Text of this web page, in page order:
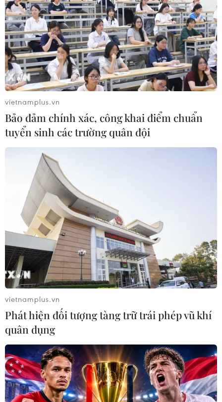
đợt nắng nóng diện rộng với nhiệt
độ phổ biến 35-37 độ C, có nơi
trên 37 độ C, ảnh hưởng sức khỏe
người dân và tiềm ẩn nguy cơ
cháy nổ.
(TTXVN/Vietnam+)
#thời tiết #môi trường #dự báo thời tiết
Theo dõi VietnamPlus
Bản Tin Dự báo Thời tiết
vietnamplus.vn
Bảo đảm chính xác, công khai điểm chuẩn
tuyển sinh các trường quân đội
vietnamplus.vn
Phát hiện đối tượng tàng trữ trái phép vũ khí
quân dụng